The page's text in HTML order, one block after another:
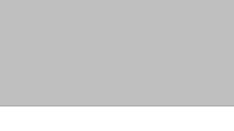
door het lichaam stroomt